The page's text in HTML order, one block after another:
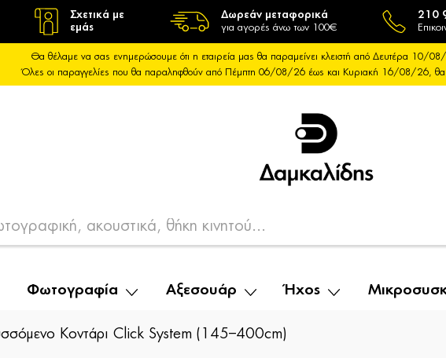
Σχετικά με
εμάς
Δωρεάν μεταφορικά
για αγορές άνω των 100€
210
Θα θέλαμε να σας ενημερώσουμε ότι η εταιρεία μας θα παραμείνει κλειστή από Δευτέρα
Όλες οι παραγγελίες που θα παραληφθούν από Πέμπτη 06/08/26 έως και Κυριακή 16/08/26,
Φωτογραφία Αξεσουάρ Ήχος
Κοντάρι Click System (145–400cm)